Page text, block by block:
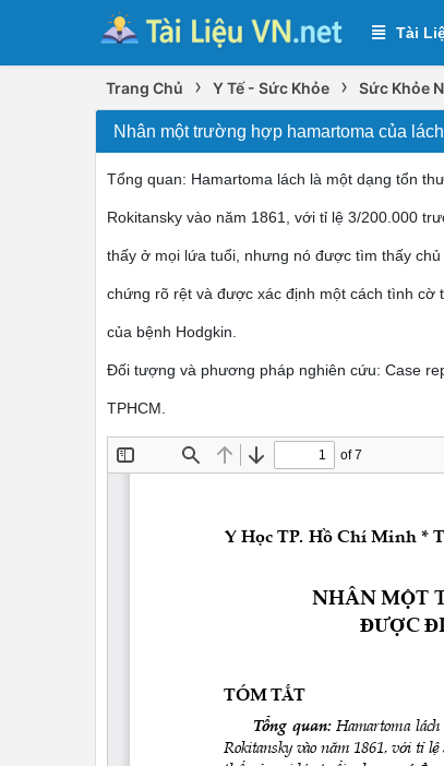
Tài
Trang Chủ › Y Tế - Sức Khỏe › Sức Khỏe
Nhân một trường hợp hamartoma của
Tổng quan: Hamartoma lách là một dạng tổn
Rokitansky vào năm 1861, với tỉ lệ 3/200.000
thấy ở mọi lứa tuổi, nhưng nó được tìm thấy
chứng rõ rệt và được xác định một cách tình
của bệnh Hodgkin.
Đối tượng và phương pháp nghiên cứu: Case
TPHCM.